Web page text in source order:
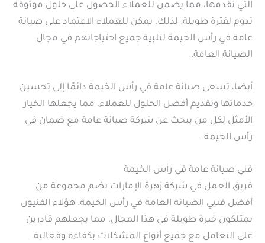
التي تقدمها، مما يضمن للعملاء الحصول على حلول موثوقة
تدوم لفترة طويلة. لذلك، يمكن للعملاء الاعتماد على صيانة
عامة في رأس الخيمة لتلبية جميع احتياجاتهم في مجال
الصيانة العامة.
أيضا، تسعى صيانة عامة في رأس الخيمة دائمًا إلى تحسين
خدماتها وتقديم أفضل الحلول للعملاء، مما يجعلها الخيار
الأمثل لكل من يبحث عن شركة صيانة عامة مع ضمان في
رأس الخيمة.
فني صيانة عامة في رأس الخيمة
فريق العمل في شركة زهرة الإمارات يضم مجموعة من
أفضل فنيي الصيانة العامة في رأس الخيمة. هؤلاء الفنيون
يمتلكون خبرة طويلة في هذا المجال، مما يجعلهم قادرين
على التعامل مع جميع أنواع المشكلات بكفاءة وفعالية.